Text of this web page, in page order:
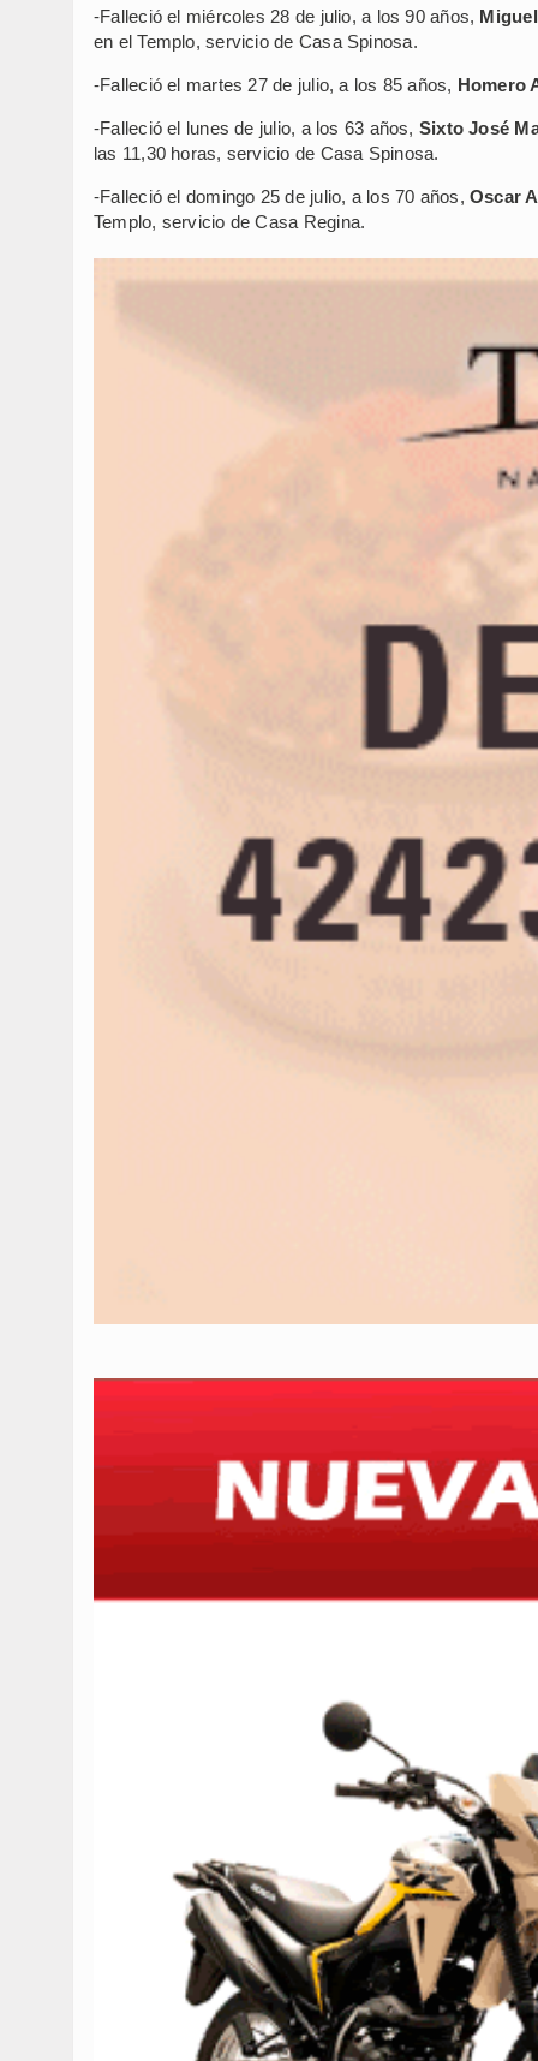
-Falleció el miércoles 28 de julio, a los 90 años,
en el Templo, servicio de Casa Spinosa.
-Falleció el martes 27 de julio, a los 85 años, Homero
-Falleció el lunes de julio, a los 63 años, Sixto José
las 11,30 horas, servicio de Casa Spinosa.
-Falleció el domingo 25 de julio, a los 70 años,Oscar
Templo, servicio de Casa Regina.